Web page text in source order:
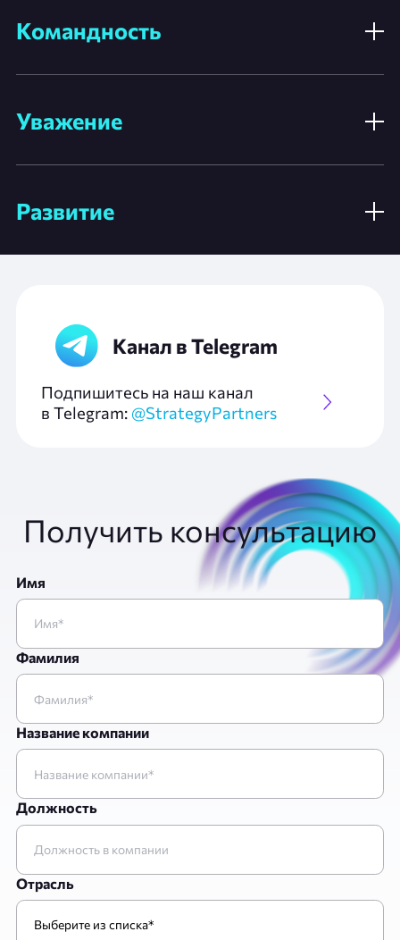
Командность
Уважение
Развитие
Канал в Telegram
Подпишитесь на наш канал
в Telegram: @StrategyPartners
Получить консультацию
Имя
Фамилия
Название компании
Должность
Отрасль